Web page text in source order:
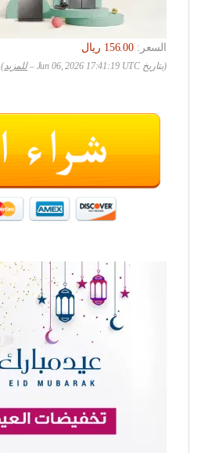
السعر:
‏156.00 ريال
(بتاريخ Jun 06, 2026 17:41:19 UTC – للمزيد)